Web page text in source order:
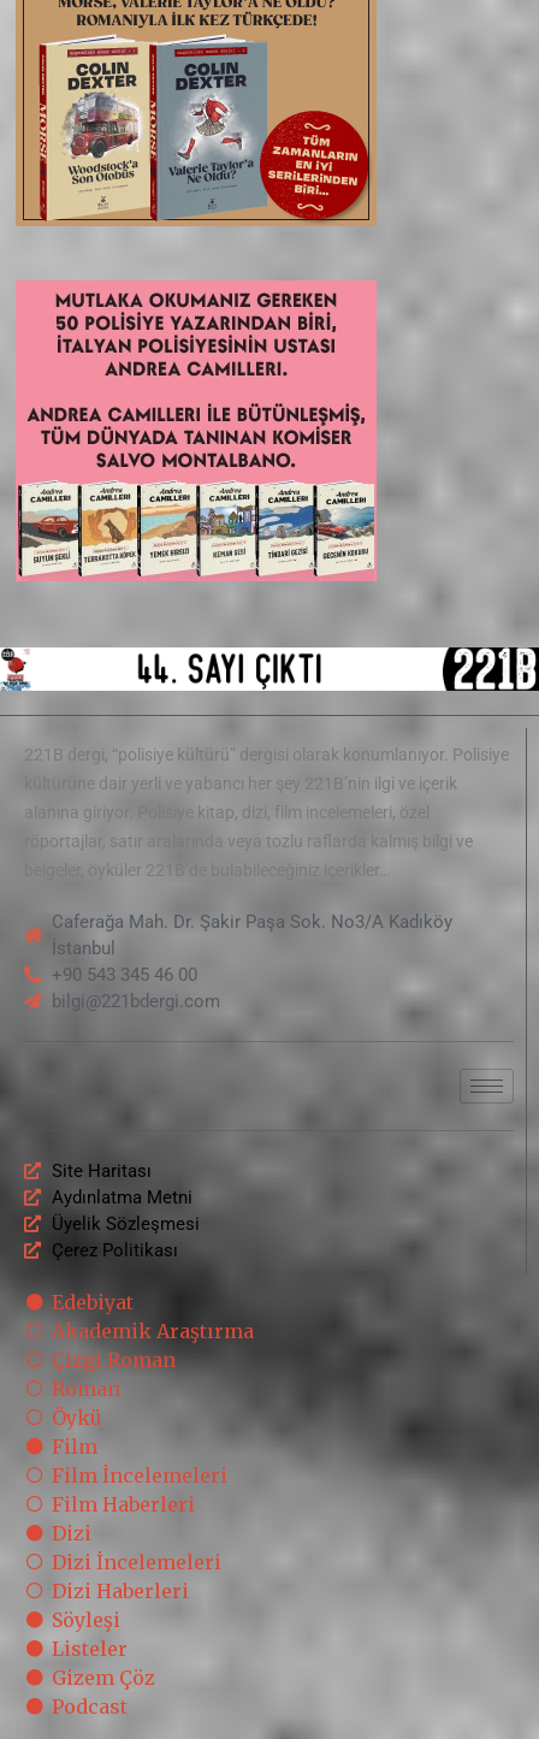
221B dergi, “polisiye kültürü” dergisi olarak konumlanıyor. Polisiye
kültürüne dair yerli ve yabancı her şey 221B’nin ilgi ve içerik
alanına giriyor. Polisiye kitap, dizi, film incelemeleri, özel
röportajlar, satır aralarında veya tozlu raflarda kalmış bilgi ve
belgeler, öyküler 221B’de bulabileceğiniz içerikler…
Caferağa Mah. Dr. Şakir Paşa Sok. No3/A Kadıköy
İstanbul
+90 543 345 46 00
bilgi@221bdergi.com
Site Haritası
Aydınlatma Metni
Üyelik Sözleşmesi
Çerez Politikası
Edebiyat
Akademik Araştırma
Çizgi Roman
Roman
Öykü
Film
Film İncelemeleri
Film Haberleri
Dizi
Dizi İncelemeleri
Dizi Haberleri
Söyleşi
Listeler
Gizem Çöz
Podcast